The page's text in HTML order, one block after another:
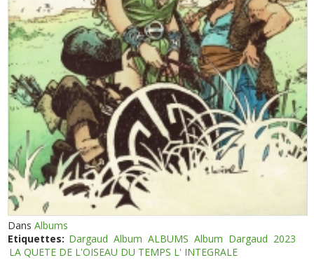
DansAlbums
Etiquettes: Dargaud Album ALBUMS Album Dargaud 2023
LA QUETE DE L'OISEAU DU TEMPS L' INTEGRALE